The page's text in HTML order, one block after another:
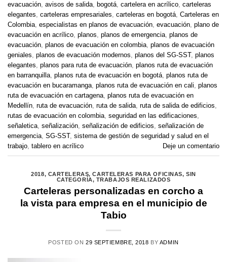
evacuación, avisos de salida, bogotá, cartelera en acrílico, carteleras
elegantes, carteleras empresariales, carteleras en bogotá, Carteleras en
Colombia, especialistas en planos de evacuación, evacuación, plano de
evacuación en acrílico, planos, planos de emergencia, planos de
evacuación, planos de evacuación en colombia, planos de evacuación
geniales, planos de evacuación modernos, planos del SG-SST, planos
elegantes, planos para ruta de evacuación, planos ruta de evacuación
en barranquilla, planos ruta de evacuación en bogotá, planos ruta de
evacuación en bucaramanga, planos ruta de evacuación en cali, planos
ruta de evacuación en cartagena, planos ruta de evacuación en
Medellín, ruta de evacuación, ruta de salida, ruta de salida de edificios,
rutas de evacuación en colombia, seguridad en las edificaciones,
señaletica, señalización, señalización de edificios, señalización de
emergencia, SG-SST, sistema de gestión de seguridad y salud en el
trabajo, tablero en acrílico Deje un comentario
2018, CARTELERAS,CARTELERAS PARA OFICINAS, SIN
CATEGORÍA, TRABAJOS REALIZADOS
Carteleras personalizadas en corcho a
la vista para empresa en el municipio de
Tabio
POSTED ON 29 SEPTIEMBRE, 2018 BY ADMIN